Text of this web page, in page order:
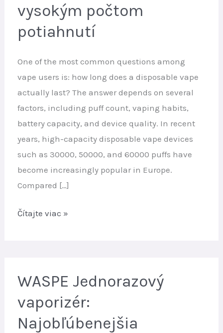
vysokým počtom
potiahnutí
One of the most common questions among
vape users is: how long does a disposable vape
actually last? The answer depends on several
factors, including puff count, vaping habits,
battery capacity, and device quality. In recent
years, high-capacity disposable vape devices
such as 30000, 50000, and 60000 puffs have
become increasingly popular in Europe.
Compared […]
Ako
elektronická
Kompletný
sprievodca
Čítajte viac »
WASPE Jednorazový
vaporizér:
Najobľúbenejšia